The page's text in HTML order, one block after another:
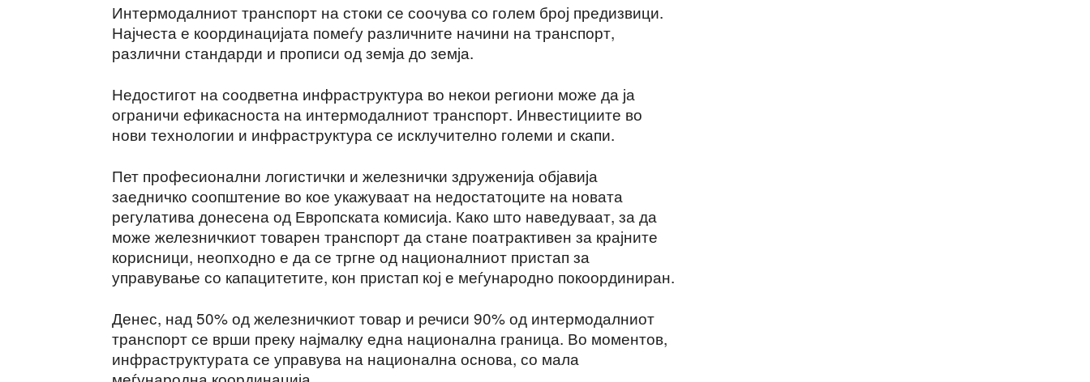
Интермодалниот транспорт на стоки се соочува со голем број предизвици.
Најчеста е координацијата помеѓу различните начини на транспорт,
различни стандарди и прописи од земја до земја.
Недостигот на соодветна инфраструктура во некои региони може да ја
ограничи ефикасноста на интермодалниот транспорт. Инвестициите во
нови технологии и инфраструктура се исклучително големи и скапи.
Пет професионални логистички и железнички здруженија објавија
заедничко соопштение во кое укажуваат на недостатоците на новата
регулатива донесена од Европската комисија. Како што наведуваат, за да
може железничкиот товарен транспорт да стане поатрактивен за крајните
корисници, неопходно е да се тргне од националниот пристап за
управување со капацитетите, кон пристап кој е меѓународно покоординиран.
Денес, над 50% од железничкиот товар и речиси 90% од интермодалниот
транспорт се врши преку најмалку една национална граница. Во моментов,
инфраструктурата се управува на национална основа, со мала